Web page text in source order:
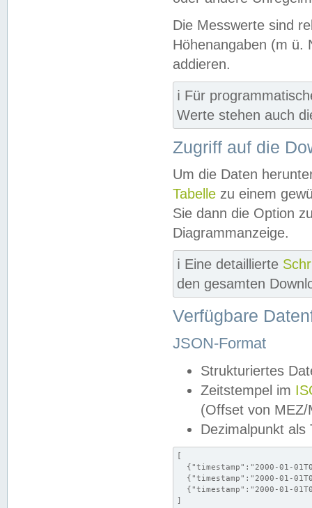
Die Messwerte sind
Höhenangaben (m ü.
addieren.
ℹ️ Für
Werte stehen auch
Zugriff auf die
Um die Daten
Tabelle zu einem
Sie dann die Option
Diagrammanzeige.
ℹ️ Eine detaillierte
den gesamten
Verfügbare
JSON-Format
Strukturiertes
Zeitstempel im
(Offset von MEZ/
Dezimalpunkt als
[
{"timestamp":"2000-01-
{"timestamp":"2000-01-
{"timestamp":"2000-01-
]